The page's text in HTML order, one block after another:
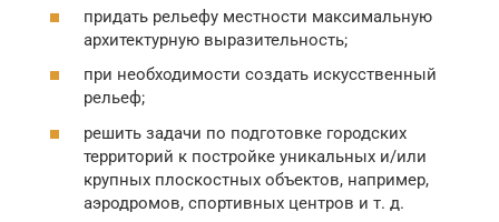
придать рельефу местности максимальную
архитектурную выразительность;
при необходимости создать искусственный
рельеф;
решить задачи по подготовке городских
территорий к постройке уникальных и/или
крупных плоскостных объектов, например,
аэродромов, спортивных центров и т. д.